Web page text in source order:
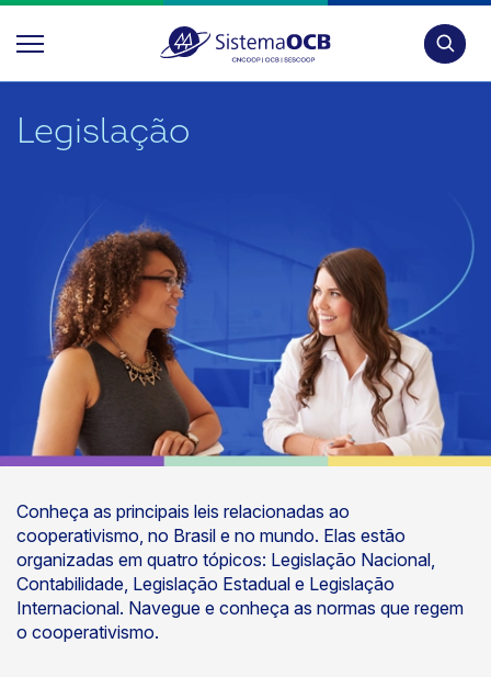
Legislação
Conheça as principais leis relacionadas ao
cooperativismo, no Brasil e no mundo. Elas estão
organizadas em quatro tópicos: Legislação Nacional,
Contabilidade, Legislação Estadual e Legislação
Internacional. Navegue e conheça as normas que regem
o cooperativismo.